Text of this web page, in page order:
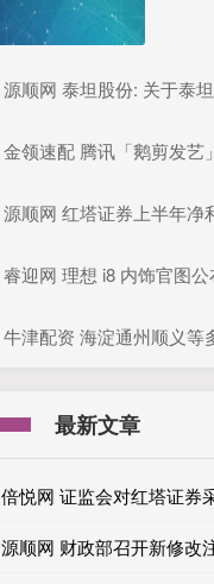
源顺网 泰坦股份: 关于泰
金领速配 腾讯「鹅剪发艺」校园快闪理发厅首站在北京大学
源顺网 红塔证券上半年净
睿迎网 理想 i8 内饰官图公
牛津配资 海淀通州顺义等多区中小学幼儿园发
最新文章
倍悦网 证监会对红塔证券